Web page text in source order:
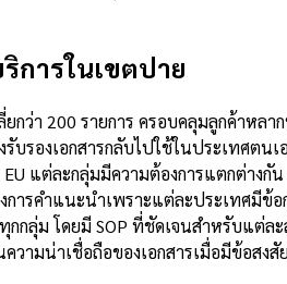
การในเขตปาย
กว่า 200 รายการ ครอบคลุมลูกค้าห
บรองเอกสารกลับไปใช้ในประเทศต
แต่ละกลุ่มมีความต้องการแตกต่างกั
ารคำแนะนำเพราะแต่ละประเทศมีข้
กกลุ่ม โดยมี SOP ที่ชัดเจนสำหรับแ
ามน่าเชื่อถือของเอกสารเมื่อมีข้อสงสั